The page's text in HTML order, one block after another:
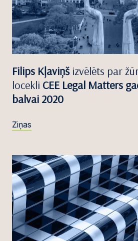
Filips Kļaviņš izvēlēts par
locekli CEE Legal Matters
balvai 2020
Ziņas